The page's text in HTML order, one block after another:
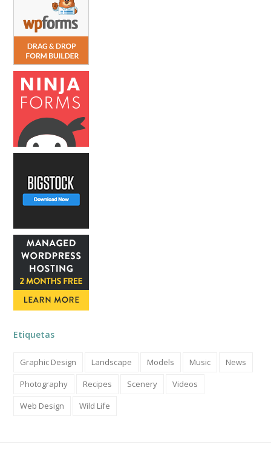
Etiquetas
Graphic Design Landscape Models Music
News
Photography
Recipes Scenery
Videos
Web Design
Wild Life